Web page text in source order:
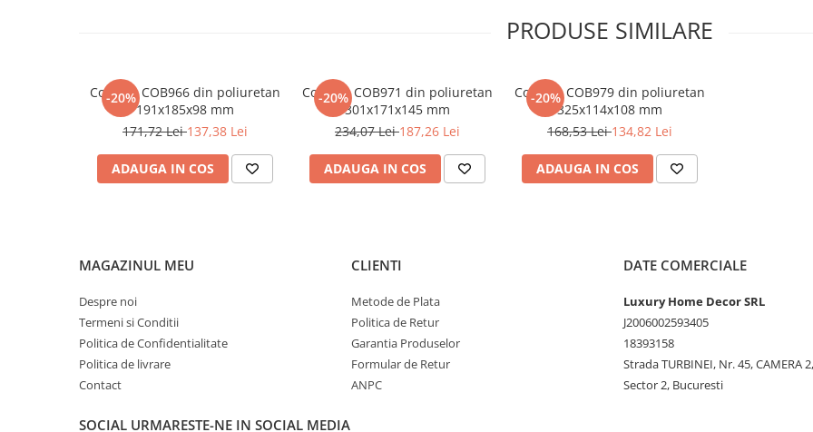
Console de interior
Ornamente de colț
Accesorii profile decorative
PRODUSE SIMILARE
-20%
Consola COB966 din poliuretan
191x185x98 mm
171,72 Lei137,38 Lei
ADAUGA IN COS
-20%
Consola COB971 din poliuretan
301x171x145 mm
234,07 Lei187,26 Lei
ADAUGA IN COS
-20%
Consola COB979 din poliuretan
325x114x108 mm
168,53 Lei134,82 Lei
ADAUGA IN COS
MAGAZINUL MEU
Despre noi
Termeni si Conditii
Politica de Confidentialitate
Politica de livrare
Contact
CLIENTI
Metode de Plata
Politica de Retur
Garantia Produselor
Formular de Retur
ANPC
DATE COMERCIALE
Luxury Home Decor SRL
J2006002593405
18393158
Strada TURBINEI, Nr. 45, CAMERA
Sector 2, Bucuresti
SOCIAL URMARESTE-NE IN SOCIAL MEDIA